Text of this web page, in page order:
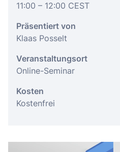
11:00 – 12:00 CEST
Präsentiert von
Klaas Posselt
Veranstaltungsort
Online-Seminar
Kosten
Kostenfrei